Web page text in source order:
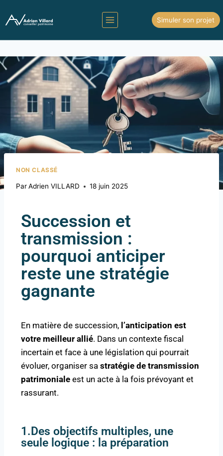
Simuler son projet
NON CLASSÉ
ParAdrien VILLARD 18 juin 2025
Succession et
transmission :
pourquoi anticiper
reste une stratégie
gagnante
En matière de succession, l’anticipation est
votre meilleur allié. Dans un contexte fiscal
incertain et face à une législation qui pourrait
évoluer, organiser sa stratégie de transmission
patrimoniale est un acte à la fois prévoyant et
rassurant.
1.Des objectifs multiples, une
seule logique : la préparation